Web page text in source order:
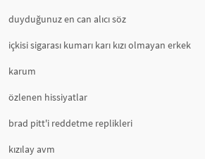
duyduğunuz en can alıcı söz
içkisi sigarası kumarı karı kızı olmayan erkek
karum
özlenen hissiyatlar
brad pitt'i reddetme replikleri
kızılay avm